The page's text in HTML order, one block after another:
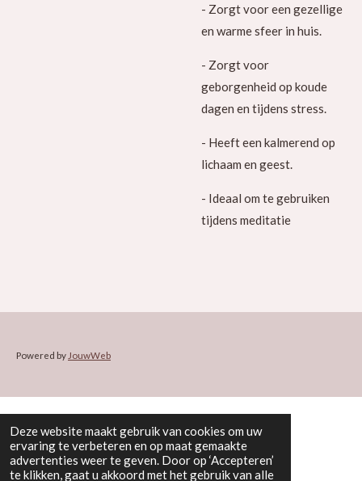
Deze website maakt gebruik van cookies om uw
ervaring te verbeteren en op maat gemaakte
advertenties weer te geven. Door op ‘Accepteren’
te klikken, gaat u akkoord met het gebruik van alle
- Zorgt voor een gezellige
en warme sfeer in huis.
- Zorgt voor
geborgenheid op koude
dagen en tijdens stress.
- Heeft een kalmerend op
lichaam en geest.
- Ideaal om te gebruiken
tijdens meditatie
Powered by JouwWeb